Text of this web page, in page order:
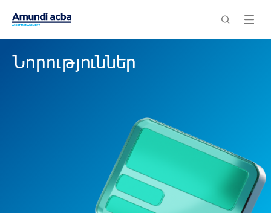
Նորություններ